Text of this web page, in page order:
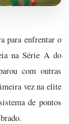
para enfrentar o
na Série A do
com outras
vez na elite
de pontos